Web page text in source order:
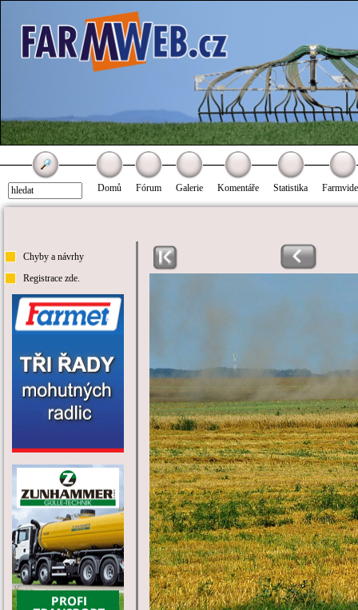
Domů Fórum Galerie Komentáře Statistika
Chyby a návrhy
Registrace zde.